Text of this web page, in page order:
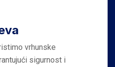
vrhunske
sigurnost i